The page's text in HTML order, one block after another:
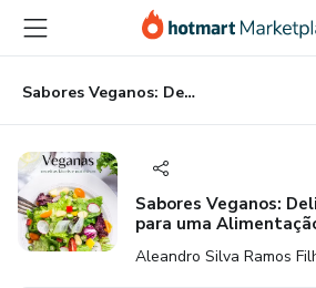
para
conteúdo
principal
para
pagamento
para
rodapé
Sabores Veganos: Deliciosas Receitas para uma Alimentação Sustentável
Sabores Veganos:
para uma
Aleandro Silva Ramos